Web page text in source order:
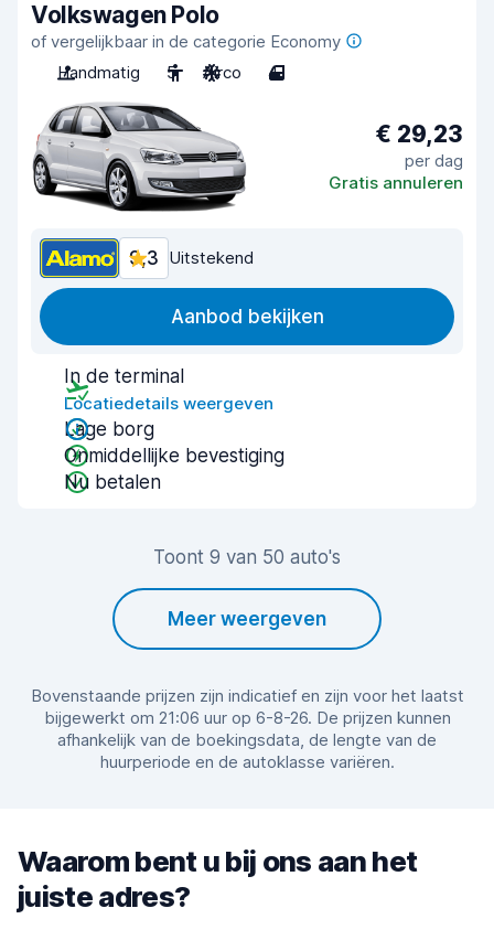
Volkswagen Polo
of vergelijkbaar in de categorie Economy
Handmatig
5 Airco 4
€ 29,23
per dag
Gratis annuleren
9,3 Uitstekend
Aanbod bekijken
In de terminal
Locatiedetails weergeven
Lage borg
Onmiddellijke bevestiging
Nu betalen
Toont 9 van 50 auto's
Meer weergeven
Bovenstaande prijzen zijn indicatief en zijn voor het laatst
bijgewerkt om 21:06 uur op 6-8-26. De prijzen kunnen
afhankelijk van de boekingsdata, de lengte van de
huurperiode en de autoklasse variëren.
Waarom bent u bij ons aan het
juiste adres?